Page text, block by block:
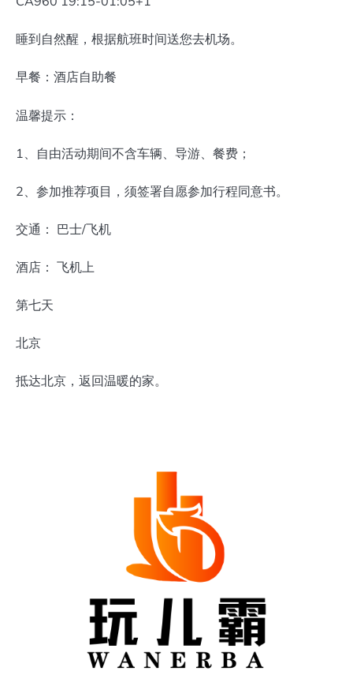
睡到自然醒，根据航班时间送您去机场。
早餐：酒店自助餐
温馨提示：
1、自由活动期间不含车辆、导游、餐费；
2、参加推荐项目，须签署自愿参加行程同意书。
交通： 巴士/飞机
酒店： 飞机上
第七天
北京
抵达北京，返回温暖的家。